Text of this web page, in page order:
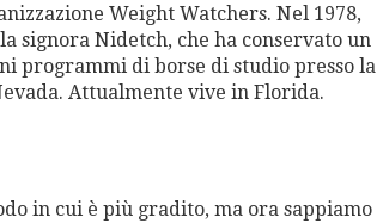
Weight Watchers. Nel 1978,
signora Nidetch, che ha conservato un
programmi di borse di studio presso la
Attualmente vive in Florida.
in cui è più gradito, ma ora sappiamo